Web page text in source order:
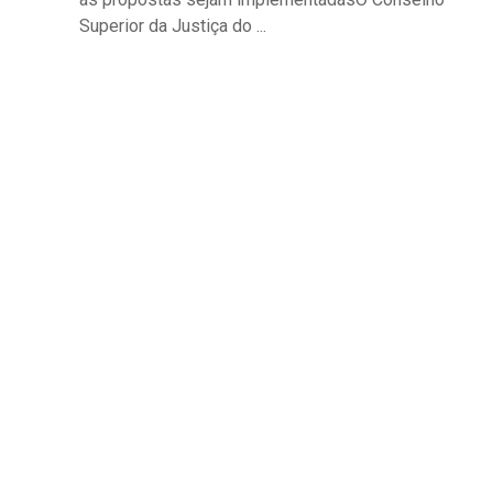
Superior da Justiça do ...